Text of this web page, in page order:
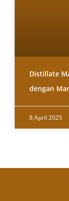
Distillate
dengan
8 April 2025